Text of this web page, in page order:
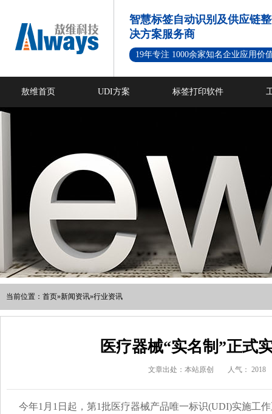
智慧标签自动识别及供应链
决方案服务商
19年专注 1000余家知名企业应用价
敖维首页 UDI方案 标签打印软件
当前位置： 首页»新闻资讯»行业资讯
医疗器械“实名制”正式
文章出处：本站原创 人气： 2018
今年1月1日起，第1批医疗器械产品唯一标识(UDI)实施工